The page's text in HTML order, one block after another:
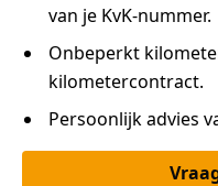
van je KvK-nummer.
Onbeperkt
kilometercontract.
Persoonlijk advies